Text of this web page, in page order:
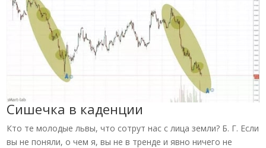
Сишечка в каденции
Кто те молодые львы, что сотрут нас с лица земли? Б. Г. Если
вы не поняли, о чем я, вы не в тренде и явно ничего не